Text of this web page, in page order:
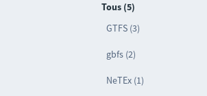
Tous (5)
GTFS (3)
gbfs (2)
NeTEx (1)